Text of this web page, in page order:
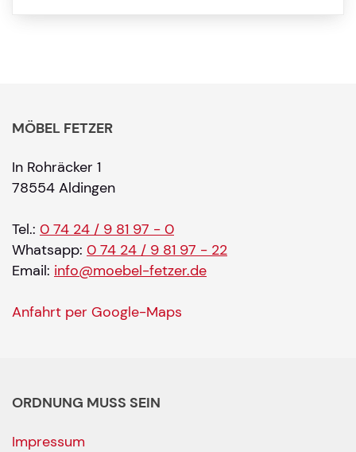
MÖBEL FETZER
In Rohräcker 1
78554 Aldingen
Tel.: 0 74 24 / 9 81 97 - 0
Whatsapp: 0 74 24 / 9 81 97 - 22
Email: info@moebel-fetzer.de
Anfahrt per Google-Maps
ORDNUNG MUSS SEIN
Impressum